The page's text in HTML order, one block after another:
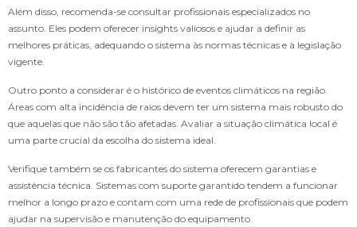
Além disso, recomenda-se consultar profissionais especializados no
assunto. Eles podem oferecer insights valiosos e ajudar a definir as
melhores práticas, adequando o sistema às normas técnicas e à legislação
vigente.
Outro ponto a considerar é o histórico de eventos climáticos na região.
Áreas com alta incidência de raios devem ter um sistema mais robusto do
que aquelas que não são tão afetadas. Avaliar a situação climática local é
uma parte crucial da escolha do sistema ideal.
Verifique também se os fabricantes do sistema oferecem garantias e
assistência técnica. Sistemas com suporte garantido tendem a funcionar
melhor a longo prazo e contam com uma rede de profissionais que podem
ajudar na supervisão e manutenção do equipamento.